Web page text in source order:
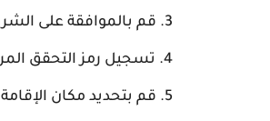
قم بالموافقة على
تسجيل رمز التحقق
قم بتحديد مكان